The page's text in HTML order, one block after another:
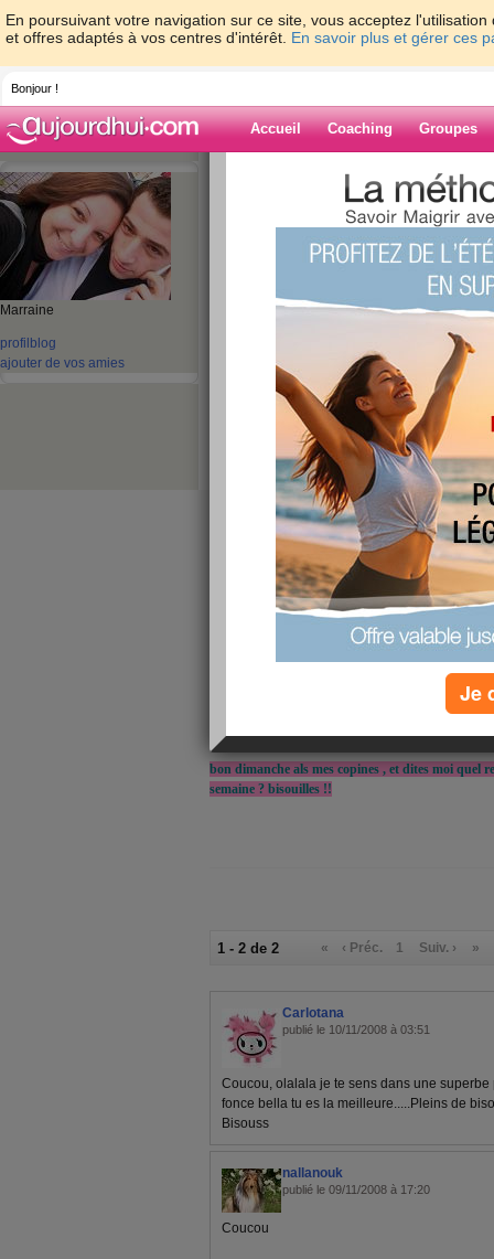
En poursuivant votre navigation sur ce site, vous acceptez
et offres adaptés à vos centres d'intérêt. En savoir plus et gérer ces
Bonjour !
Accueil Coaching Groupes
Marraine
profil blog
ajouter de vos amies
> >
Blog de
dimanche
bjr mes copines , dimanche sous la pluie , dc oui
vais tenter la tasse a thé de bidouille si bien sur j
!!!) dc la je vais tt sortir ca va en faire du bordel
pretes pr une nouvelle semaine ?? moi a fond , je
mes regles sont la depuis ce matin dc comme en
derniere je pense que samedi prochain je peux
pars sur WW 20points/jr au lieu de 23 et
il faut aussi que je me reprenne en main pr les
partir de demain et aussi creme 2 fois / jr !!!! et
bosser mes cours ...als mon loulou m a feliciter d
voili voulou mes perles jouent a demonter leur
linge ok les lits ok dc HOP je vais aller deballer
pr les tasse a thé est ce que vous doublez l
explication SNIF !!!
bon dimanche als mes copines , et dites moi quel
semaine ? bisouilles !!
1 - 2 de 2 « ‹ Préc. 1 Suiv. › »
Carlotana
publié le 10/11/2008 à 03:51
Coucou, olalala je te sens dans une
fonce bella tu es la meilleure.....Pleins de
Bisouss
nallanouk
publié le 09/11/2008 à 17:20
Coucou
Je